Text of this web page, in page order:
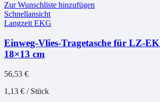
Zur Wunschliste hinzufügen
Schnellansicht
Langzeit EKG
Einweg-Vlies-Tragetasche für LZ-
18×13 cm
56,53 €
1,13 € / Stück